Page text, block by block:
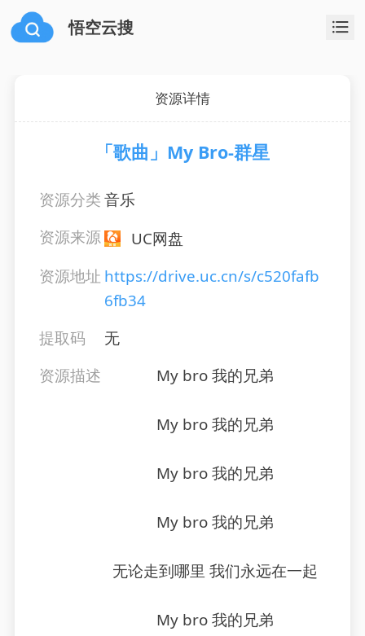
悟空云搜
资源详情
「歌曲」My Bro-群星
资源分类音乐
资源来源
UC网盘
资源地址 https://drive.uc.cn/s/c520fafb
6fb34
提取码
无
资源描述
My bro 我的兄弟
My bro 我的兄弟
My bro 我的兄弟
My bro 我的兄弟
无论走到哪里 我们永远在一起
My bro 我的兄弟